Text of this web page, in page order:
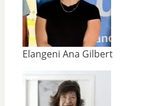
Elangeni Ana Gilbert